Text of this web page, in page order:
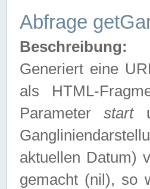
Abfrage
Beschreibung:
Generiert eine
als HTML-
Parameterstart
aktuellen Datum)
gemacht (nil), so